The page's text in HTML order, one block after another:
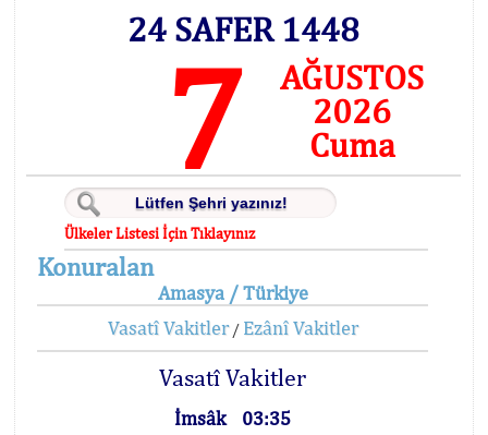
24 SAFER 1448
7
AĞUSTOS
2026
Cuma
Ülkeler Listesi İçin Tıklayınız
Konuralan
Amasya / Türkiye
Vasatî Vakitler/ Ezânî Vakitler
Vasatî Vakitler
İmsâk
03:35